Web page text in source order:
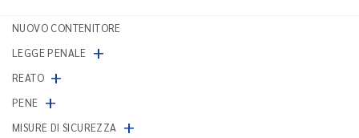
NUOVO CONTENITORE
LEGGE PENALE +
REATO +
PENE +
MISURE DI SICUREZZA +